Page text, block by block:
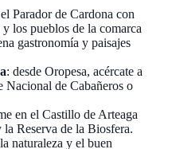
Parador de Cardona con
los pueblos de la comarca
gastronomía y paisajes
: desde Oropesa, acércate a
Nacional de Cabañeros o
en el Castillo de Arteaga
Reserva de la Biosfera.
naturaleza y el buen